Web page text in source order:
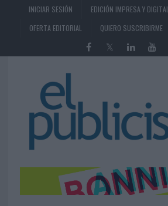
INICIAR SESIÓN EDICIÓN IMPRESA Y DIGITAL
OFERTA EDITORIAL
QUIERO SUSCRIBIRME